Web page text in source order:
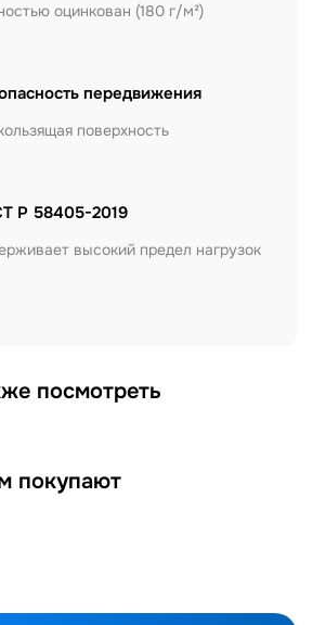
оцинкован (180 г/м²)
передвижения
поверхность
Р 58405-2019
высокий предел нагрузок
посмотреть
покупают